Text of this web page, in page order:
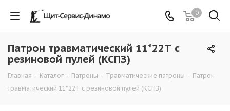
0
Патрон травматический 11*22Т с
резиновой пулей (КСПЗ)
Главная - Каталог - Патроны - Травматические патроны - Патрон
травматический 11*22Т с резиновой пулей (КСПЗ)